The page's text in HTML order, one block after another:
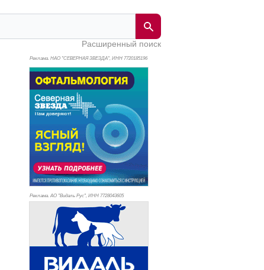
Расширенный поиск
Реклама. НАО "СЕВЕРНАЯ ЗВЕЗДА", ИНН 7720185196
Реклама. АО "Видаль Рус", ИНН 7728043605